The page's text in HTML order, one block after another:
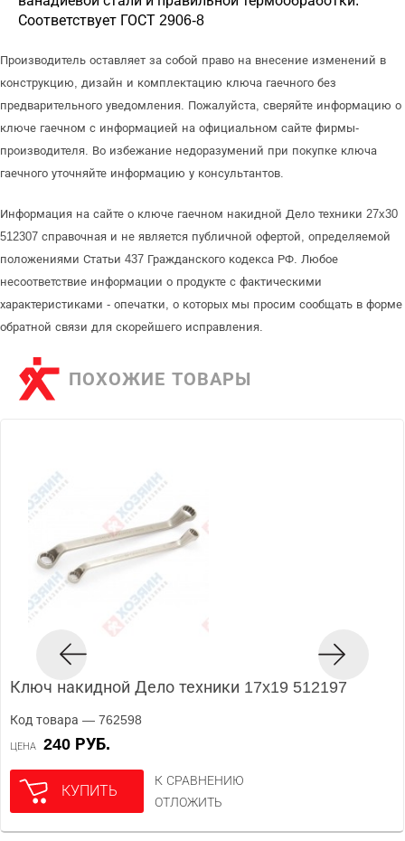
Соответствует ГОСТ 2906-8
Производитель оставляет за собой право на внесение изменений в
конструкцию, дизайн и комплектацию ключа гаечного без
предварительного уведомления. Пожалуйста, сверяйте информацию о
ключе гаечном с информацией на официальном сайте фирмы-
производителя. Во избежание недоразумений при покупке ключа
гаечного уточняйте информацию у консультантов.
Информация на сайте о ключе гаечном накидной Дело техники 27x30
512307 справочная и не является публичной офертой, определяемой
положениями Статьи 437 Гражданского кодекса РФ. Любое
несоответствие информации о продукте с фактическими
характеристиками - опечатки, о которых мы просим сообщать в форме
обратной связи для скорейшего исправления.
ПОХОЖИЕ ТОВАРЫ
Ключ накидной Дело техники 17x19 512197
Код товара — 762598
ЦЕНА 240 РУБ.
КУПИТЬ
К СРАВНЕНИЮ
ОТЛОЖИТЬ